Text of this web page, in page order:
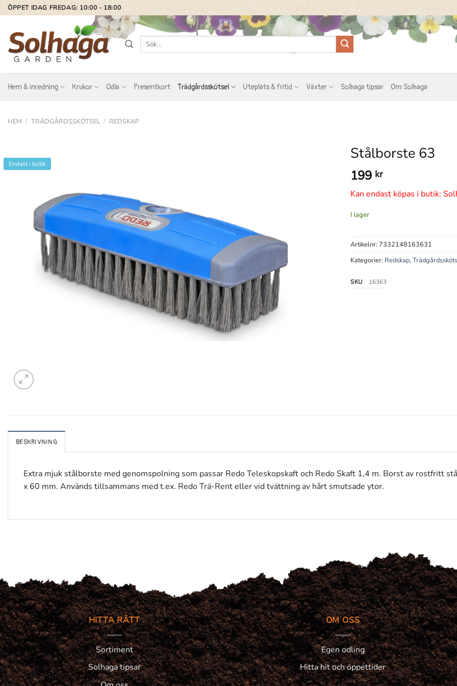
Skip
to
content
ÖPPET IDAG FREDAG: 10:00 - 18:00
Sök
Hem & inredning Krukor Odla Presentkort Trädgårdsskötsel Uteplats & fritid Växter Solhaga tipsar Om Solhaga
HEM / TRÄDGÅRDSSKÖTSEL / REDSKAP
Endast i butik
Stålborste 63
199 kr
Kan endast köpas i butik:
I lager
Artikelnr: 7332148163631
Kategorier: Redskap,
SKU 16363
BESKRIVNING
Extra mjuk stålborste med genomspolning som passar Redo Teleskopskaft och Redo Skaft 1,4 m. Borst av rostfritt
x 60 mm. Används tillsammans med t.ex. Redo Trä-Rent eller vid tvättning av hårt smutsade ytor.
HITTA RÄTT
Sortiment
Solhaga tipsar
OM OSS
Egen odling
Hitta hit och öppettider